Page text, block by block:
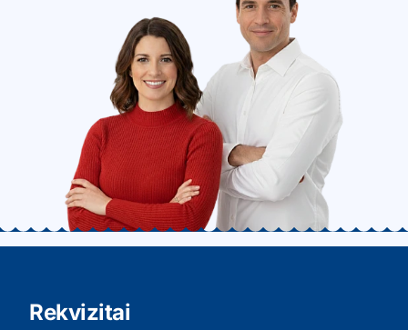
Rekvizitai